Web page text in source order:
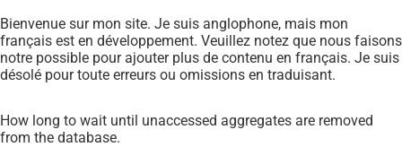
d'Ariane
Bienvenue sur mon site. Je suis anglophone, mais mon
français est en développement. Veuillez notez que nous faisons
notre possible pour ajouter plus de contenu en français. Je suis
désolé pour toute erreurs ou omissions en traduisant.
How long to wait until unaccessed aggregates are removed
from the database.